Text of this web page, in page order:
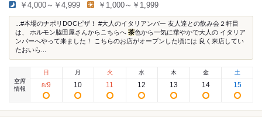
￥4,000～￥4,999 ￥1,000～￥1,999
...#本場のナポリDOCピザ！ #大人のイタリアンバー 友人達との飲み会２軒目
は、 ホルモン脇田屋さんからこちらへ 茶色から一気に華やかで大人の イタリア
ンバーへやって来ました！ こちらのお店がオープンした頃には 良く来店してい
たおいら...
空席
情報
日
8/9
月
10
火
11
水
12
木
13
金
14
土
15